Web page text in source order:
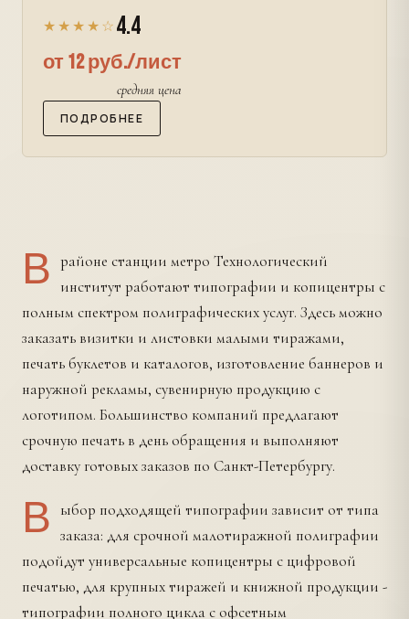
★★★★☆ 4.4
от 12 руб./лист
средняя цена
ПОДРОБНЕЕ
В районе станции метро Технологический
институт работают типографии и копицентры с
полным спектром полиграфических услуг. Здесь можно
заказать визитки и листовки малыми тиражами,
печать буклетов и каталогов, изготовление баннеров и
наружной рекламы, сувенирную продукцию с
логотипом. Большинство компаний предлагают
срочную печать в день обращения и выполняют
доставку готовых заказов по Санкт-Петербургу.
В
ыбор подходящей типографии зависит от типа
заказа: для срочной малотиражной полиграфии
подойдут универсальные копицентры с цифровой
печатью, для крупных тиражей и книжной продукции -
типографии полного цикла с офсетным